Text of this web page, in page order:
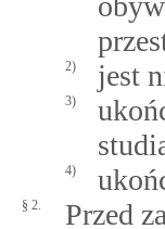
2) jest
3)
4)
§ 2.
Przed